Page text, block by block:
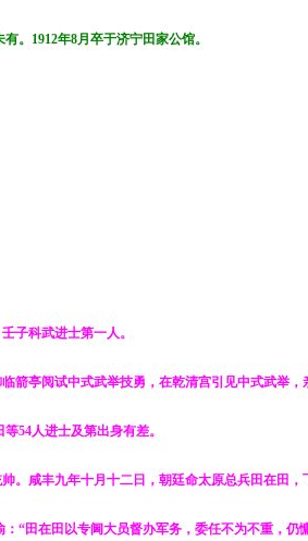
。1912年8月卒于济宁田家公馆。
子科武进士第一人。
箭亭阅试中式武举技勇，在乾清宫引见中式武举，
54人进士及第出身有差。
。咸丰九年十月十二日，朝廷命太原总兵田在田，
“田在田以专阃大员督办军务，委任不为不重，仍